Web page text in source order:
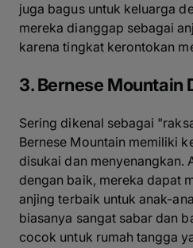
juga bagus untuk keluarga
mereka dianggap sebagai
karena tingkat kerontokan
3. Bernese Mountain
Sering dikenal sebagai
Bernese Mountain memiliki
disukai dan menyenangkan.
dengan baik, mereka dapat
anjing terbaik untuk anak-
biasanya sangat sabar dan
cocok untuk rumah tangga